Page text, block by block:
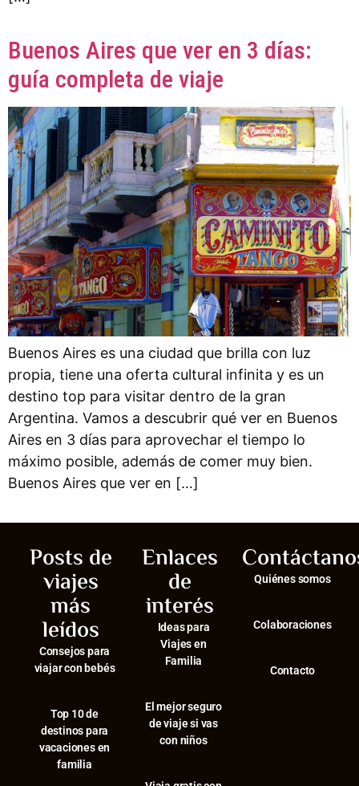
Buenos Aires que ver en 3 días:
guía completa de viaje
Buenos Aires es una ciudad que brilla con luz
propia, tiene una oferta cultural infinita y es un
destino top para visitar dentro de la gran
Argentina. Vamos a descubrir qué ver en Buenos
Aires en 3 días para aprovechar el tiempo lo
máximo posible, además de comer muy bien.
Buenos Aires que ver en […]
Posts de
viajes
más
leídos
Consejos para
viajar con bebés
⁠Top 10 de
destinos para
vacaciones en
familia
Enlaces
de
interés
Ideas para
Viajes en
Familia
El mejor seguro
de viaje si vas
con niños
Quiénes somos
Colaboraciones
Contacto